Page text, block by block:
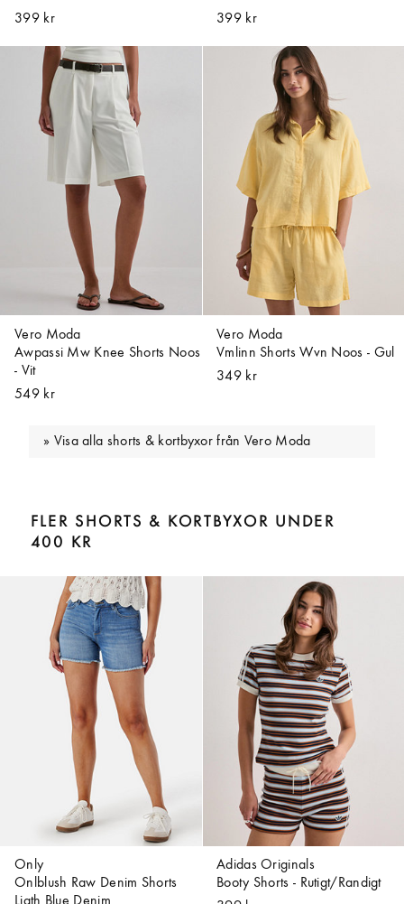
399 kr
399 kr
Vero Moda
Awpassi Mw Knee Shorts Noos
- Vit
549 kr
Vero Moda
Vmlinn Shorts Wvn Noos - Gul
349 kr
Visa alla shorts & kortbyxor från Vero Moda
FLER SHORTS & KORTBYXOR UNDER
400 KR
Only
Onlblush Raw Denim Shorts
Adidas Originals
Booty Shorts - Rutigt/Randigt